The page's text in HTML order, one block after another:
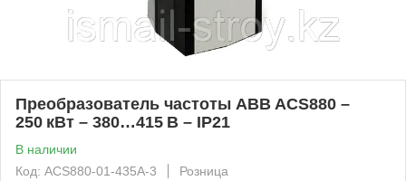
Преобразователь частоты ABB ACS880 –
250 кВт – 380…415 В – IP21
В наличии
Код: ACS880-01-435A-3
Розница